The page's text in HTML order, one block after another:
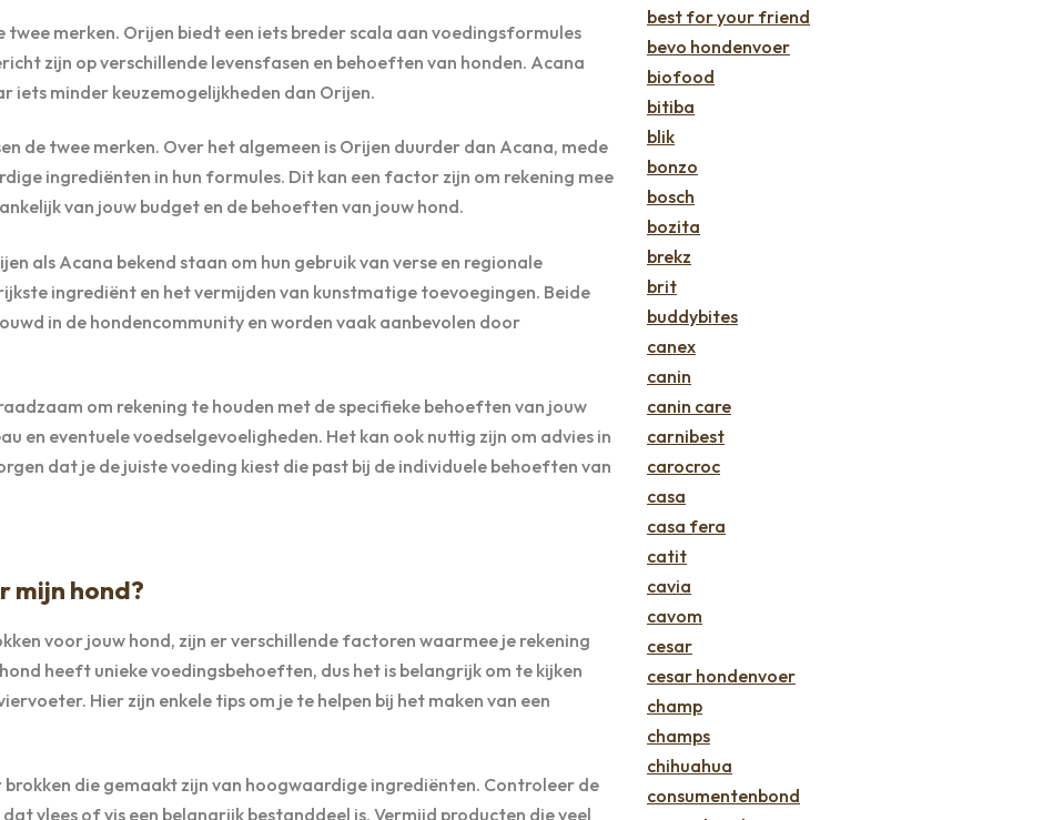
twee merken. Orijen biedt een iets breder scala aan voedingsformules
zijn op verschillende levensfasen en behoeften van honden. Acana
iets minder keuzemogelijkheden dan Orijen.
de twee merken. Over het algemeen is Orijen duurder dan Acana, mede
ingrediënten in hun formules. Dit kan een factor zijn om rekening mee
van jouw budget en de behoeften van jouw hond.
als Acana bekend staan om hun gebruik van verse en regionale
ingrediënt en het vermijden van kunstmatige toevoegingen. Beide
in de hondencommunity en worden vaak aanbevolen door
om rekening te houden met de specifieke behoeften van jouw
en eventuele voedselgevoeligheden. Het kan ook nuttig zijn om advies in
dat je de juiste voeding kiest die past bij de individuele behoeften van
mijn hond?
voor jouw hond, zijn er verschillende factoren waarmee je rekening
heeft unieke voedingsbehoeften, dus het is belangrijk om te kijken
Hier zijn enkele tips om je te helpen bij het maken van een
die gemaakt zijn van hoogwaardige ingrediënten. Controleer de
vlees of vis een belangrijk bestanddeel is. Vermijd producten die veel
best for your friend
bevo hondenvoer
biofood
bitiba
blik
bonzo
bosch
bozita
brekz
brit
buddybites
canex
canin
canin care
carnibest
carocroc
casa
casa fera
catit
cavia
cavom
cesar
cesar hondenvoer
champ
champs
chihuahua
consumentenbond